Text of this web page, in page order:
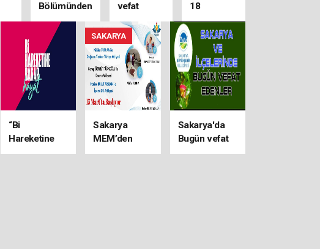
Bölümünden
Çevre ve
Afet
Risklerine
Işık Tutan
TÜBİTAK-
1001 Projesi
vefat
edenler
18
Ağustos’ta
açılacak
“Bi
Hareketine
Bakar Hayat”
SAKARYA
Sakarya
MEM’den
Kültür, Sanat
Sakarya'da
Bugün vefat
edenler( 6